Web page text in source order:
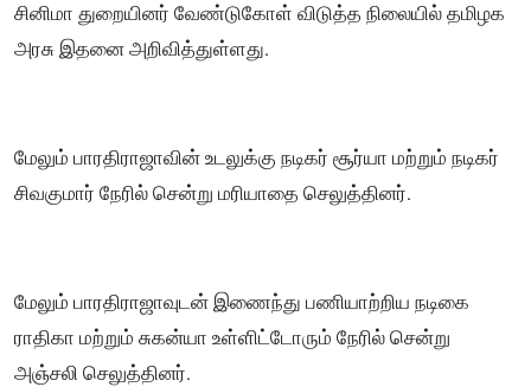
சினிமா துறையினர் வேண்டுகோள் விடுத்த நிலையில் தமிழக
அரசு இதனை அறிவித்துள்ளது.
மேலும் பாரதிராஜாவின் உடலுக்கு நடிகர் சூர்யா மற்றும் நடிகர்
சிவகுமார் நேரில் சென்று மரியாதை செலுத்தினர்.
மேலும் பாரதிராஜாவுடன் இணைந்து பணியாற்றிய நடிகை
ராதிகா மற்றும் சுகன்யா உள்ளிட்டோரும் நேரில் சென்று
அஞ்சலி செலுத்தினர்.